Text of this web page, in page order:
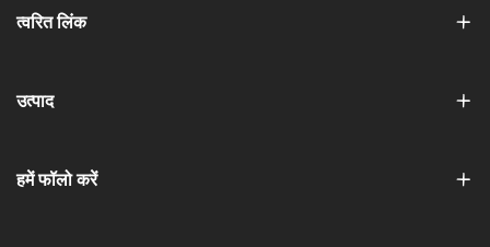
त्वरित लिंक
उत्पाद
हमें फॉलो करें